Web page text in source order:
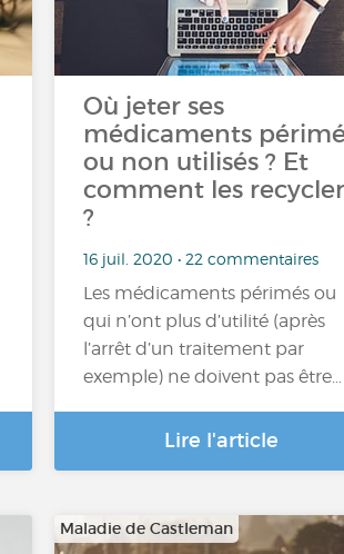
Où jeter ses
médicaments
ou non utilisés ? Et
comment les recycler
?
16 juil. 2020 • 22 commentaires
Les médicaments périmés ou
qui n’ont plus d’utilité (après
l’arrêt d’un traitement par
exemple) ne doivent pas être…
Lire l'article
Maladie de Castleman